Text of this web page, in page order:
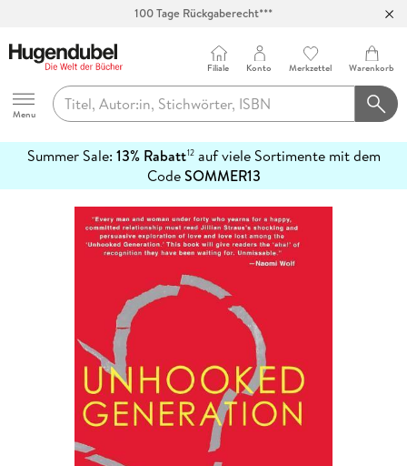
100 Tage Rückgaberecht***
Hugendubel
Menu
Filiale Konto Merkzettel Warenkorb
Summer Sale: 13% Rabatt12auf viele Sortimente mit dem
CodeSOMMER13
erfahren